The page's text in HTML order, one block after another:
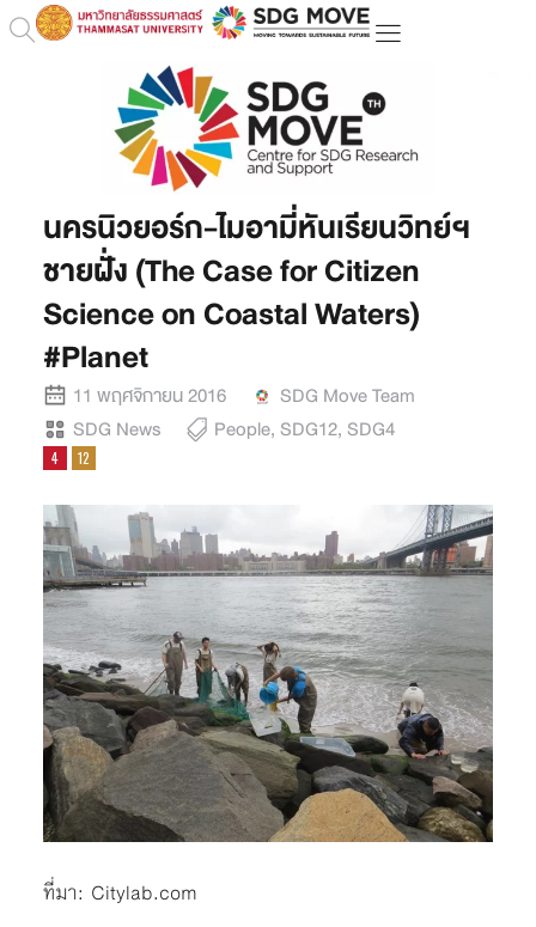
นครนิวยอร์ก-ไมอามี่หันเรียนวิทย์ฯ
ชายฝั่ง (The Case for Citizen
Science on Coastal Waters)
#Planet
11 พฤศจิกายน 2016
SDG Move Team
SDG News
People, SDG12, SDG4
ที่มา: Citylab.com